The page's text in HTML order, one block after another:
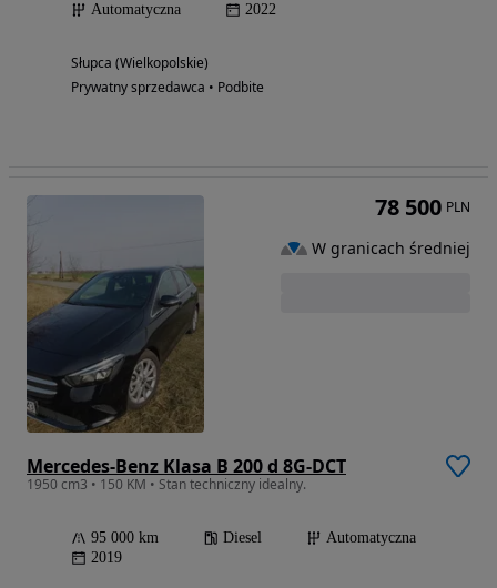
Automatyczna
2022
Słupca (Wielkopolskie)
Prywatny sprzedawca • Podbite
Mercedes-Benz Klasa B 200 d 8G-DCT
1950 cm3 • 150 KM • Stan techniczny idealny.
95 000 km Diesel
Automatyczna
2019
78 500 PLN
W granicach średniej